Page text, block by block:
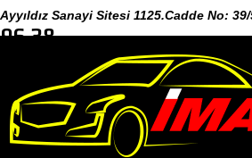
Ayyıldız Sanayi Sitesi 1125.Cadde No:
96 38